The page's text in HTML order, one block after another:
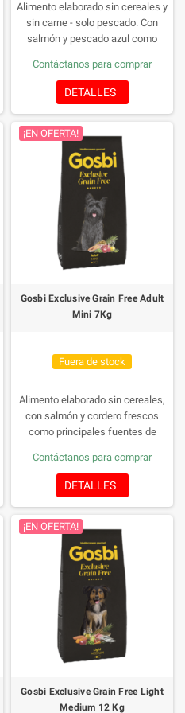
Alimento elaborado sin cereales y
sin carne - solo pescado. Con
salmón y pescado azul como
una receta 100% natural inspirada
en la dieta mediterránea y
enriquecido con la Fórmula
Provital, con prebióticos y
probióticos para promover la salud
intestinal y reforzar el sistema
inmunitario. Hipoalergénico.
Tamaño de la croqueta: 23 mm
Contáctanos para comprar
DETALLES
¡EN OFERTA!
Gosbi Exclusive Grain Free Adult
Mini 7Kg
Fuera de stock
Alimento elaborado sin cereales,
con salmón y cordero frescos
como principales fuentes de
natural inspirada en la dieta
mediterránea y enriquecido con la
Fórmula Provital, con prebióticos y
probióticos para promover la salud
intestinal y reforzar el sistema
inmunitario. Para perros adultos
de razas pequeñas con una
croqueta adaptada al tamaño de
sus mandíbulas. Hipoalergénico.
Tamaño de la croqueta: 13 mm
Contáctanos para comprar
DETALLES
¡EN OFERTA!
Gosbi Exclusive Grain Free Light
Medium 12 Kg